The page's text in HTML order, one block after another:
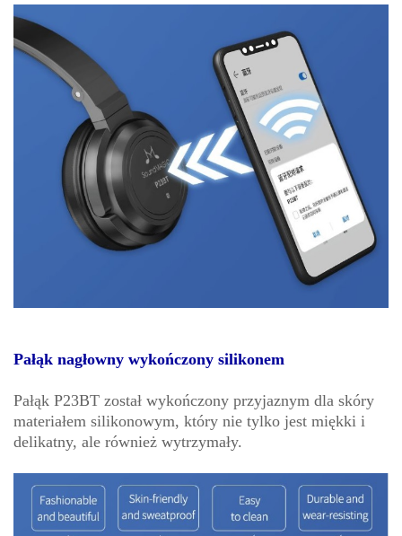
Pałąk nagłowny wykończony silikonem
Pałąk P23BT został wykończony przyjaznym dla skóry
materiałem silikonowym, który nie tylko jest miękki i
delikatny, ale również wytrzymały.